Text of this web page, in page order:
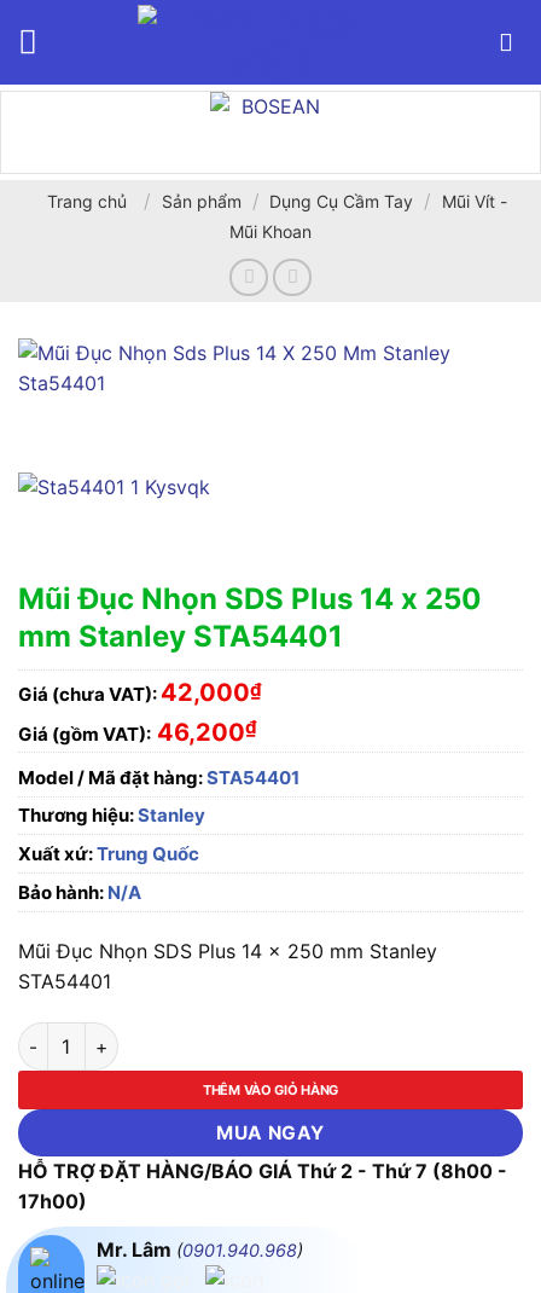
Trang chủ / Sản phẩm / Dụng Cụ Cầm Tay /
Mũi Vít -
Mũi Khoan
Mũi Đục Nhọn SDS Plus 14 x 250
mm Stanley STA54401
Giá (chưa VAT): 42,000₫
Giá (gồm VAT): 46,200₫
Model / Mã đặt hàng:STA54401
Thương hiệu:Stanley
Xuất xứ:Trung Quốc
Bảo hành: N/A
Mũi Đục Nhọn SDS Plus 14 x 250 mm Stanley
STA54401
Mũi Đục Nhọn SDS Plus 14 x 250 mm Stanley STA54401 số
THÊM VÀO GIỎ HÀNG
MUA NGAY
HỖ TRỢ ĐẶT HÀNG/BÁO GIÁ Thứ 2 - Thứ 7 (8h00 -
17h00)
Mr. Lâm (0901.940.968)